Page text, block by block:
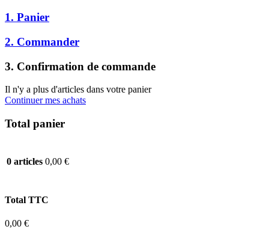
1. Panier
2. Commander
3. Confirmation de commande
Il n'y a plus d'articles dans votre panier
Continuer mes achats
Total panier
0 articles 0,00 €
Total TTC
0,00 €